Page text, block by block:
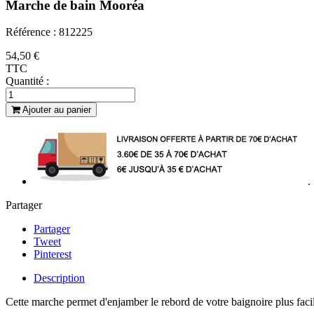
Marche de bain Mooréa
Référence : 812225
54,50 €
TTC
Quantité :
Ajouter au panier
.
Partager
Partager
Tweet
Pinterest
Description
Cette marche permet d'enjamber le rebord de votre baignoire plus